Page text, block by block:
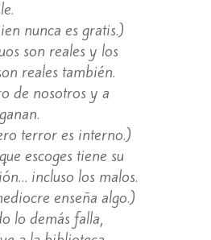
nunca es gratis.)
son reales y los
reales también.
de nosotros y a
terror es interno.)
escoges tiene su
incluso los malos.
enseña algo.)
lo demás falla,